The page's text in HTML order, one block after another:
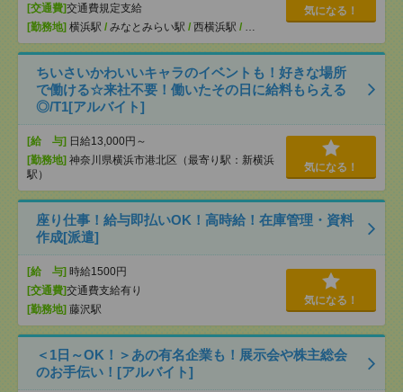
[交通費]交通費規定支給
[勤務地] 横浜駅 / みなとみらい駅 / 西横浜駅 /
気になる！
ちいさいかわいいキャラのイベントも！好きな場所
で働ける☆来社不要！働いたその日に給料もらえる
◎/T1[アルバイト]
[給 与] 日給13,000円～
[勤務地] 神奈川県横浜市港北区（最寄り駅：新横浜
駅）
気になる！
座り仕事！給与即払いOK！高時給！在庫管理・資料
作成[派遣]
[給 与] 時給1500円
[交通費]交通費支給有り
[勤務地] 藤沢駅
気になる！
＜1日～OK！＞あの有名企業も！展示会や株主総会
のお手伝い！[アルバイト]